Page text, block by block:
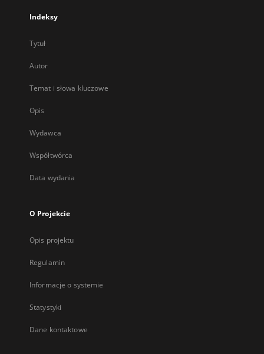
Indeksy
Tytuł
Autor
Temat i słowa kluczowe
Opis
Wydawca
Współtwórca
Data wydania
O Projekcie
Opis projektu
Regulamin
Informacje o systemie
Statystyki
Dane kontaktowe